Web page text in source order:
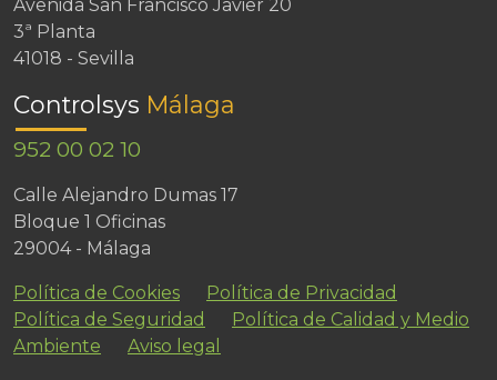
Avenida San Francisco Javier 20
3ª Planta
41018 - Sevilla
Controlsys Málaga
952 00 02 10
Calle Alejandro Dumas 17
Bloque 1 Oficinas
29004 - Málaga
Política de Cookies
Política de Privacidad
Política de Seguridad
Política de Calidad y Medio
Ambiente
Aviso legal